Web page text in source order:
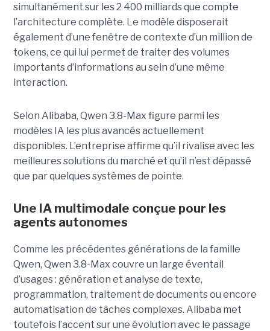
simultanément sur les 2 400 milliards que compte
l’architecture complète. Le modèle disposerait
également d’une fenêtre de contexte d’un million de
tokens, ce qui lui permet de traiter des volumes
importants d’informations au sein d’une même
interaction.
Selon Alibaba, Qwen 3.8-Max figure parmi les
modèles IA les plus avancés actuellement
disponibles. L’entreprise affirme qu’il rivalise avec les
meilleures solutions du marché et qu’il n’est dépassé
que par quelques systèmes de pointe.
Une IA multimodale conçue pour les
agents autonomes
Comme les précédentes générations de la famille
Qwen, Qwen 3.8-Max couvre un large éventail
d’usages : génération et analyse de texte,
programmation, traitement de documents ou encore
automatisation de tâches complexes. Alibaba met
toutefois l’accent sur une évolution avec le passage